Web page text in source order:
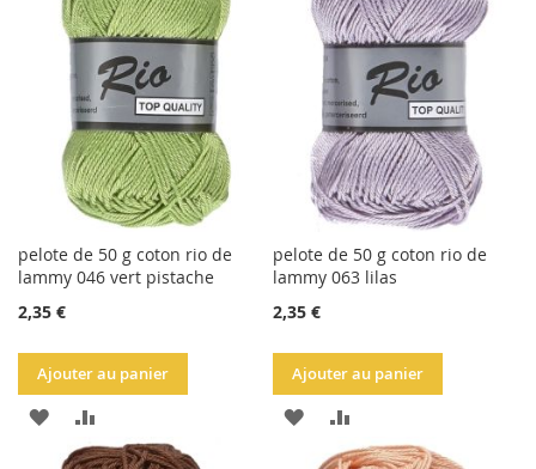
LISTE
D'ACHATS
LISTE
D'ACHATS
pelote de 50 g coton rio de
lammy 046 vert pistache
2,35 €
Ajouter au panier
AJOUTER
AU
pelote de 50 g coton rio de
lammy 063 lilas
2,35 €
Ajouter au panier
AJOUTER
AU